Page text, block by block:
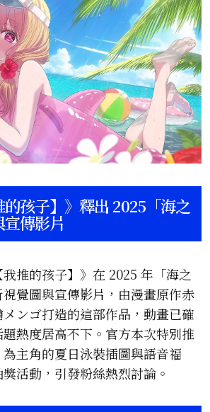
孩子】》釋出 2025「海之
傳影片
推的孩子】》在 2025 年「海之
覺圖與宣傳影片，由漫畫原作赤
ンゴ打造的這部作品，動畫已確
熱度居高不下。官方本次特別推
主角的夏日泳裝插圖與語音福
活動，引發粉絲熱烈討論。